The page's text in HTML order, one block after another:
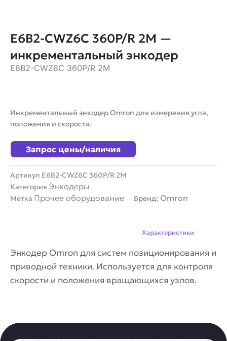
E6B2-CWZ6C 360P/R 2M —
инкрементальный энкодер
E6B2-CWZ6C 360P/R 2M
Инкрементальный энкодер Omron для измерения угла,
положения и скорости.
Запрос цены/наличия
Артикул E6B2-CWZ6C 360P/R 2M
Категория Энкодеры
Метка Прочее оборудование Бренд: Omron
Характеристики
Энкодер Omron для систем позиционирования и
приводной техники. Используется для контроля
скорости и положения вращающихся узлов.